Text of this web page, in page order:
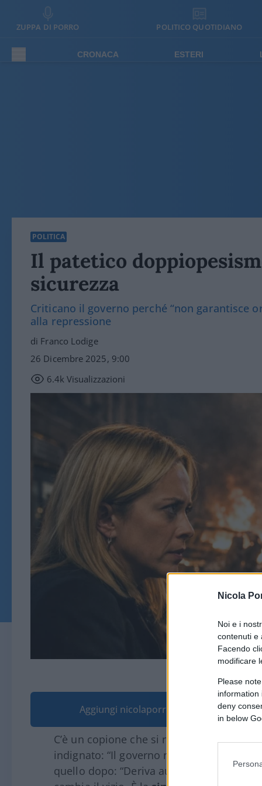
Nicola
Noi e i
contenuti e
Facendo
modificare
Please
information
deny
in below
ZUPPA DI PORRO POLITICO QUOTIDIANO
CRONACA ESTERI
POLITICA
Il patetico
sicurezza
Criticano il governo perché “non garantisce
alla repressione
di Franco Lodige
26 Dicembre 2025, 9:00
6.4k Visualizzazioni
Aggiungi nicolaporro.it alle tue fonti
C’è un copione che si ripete con una
indignato: “Il governo non garantisce la
quello dopo: “Deriva autoritaria,